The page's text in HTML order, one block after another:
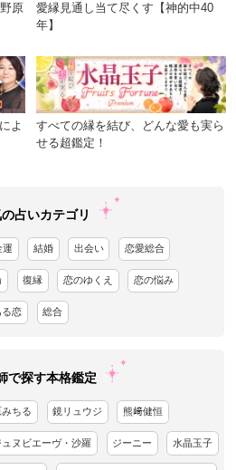
原
愛縁見通し当て尽くす【神的中40
年】
よ
すべての縁を結び、どんな愛も実ら
せる超鑑定！
の占いカテゴリ
運 結婚 出会い 恋愛総合
復縁 恋のゆくえ 恋の悩み
る恋 総合
で探す本格鑑定
ちる 鏡リュウジ 熊﨑健恒
ュヌビエーヴ・沙羅 ジーニー 水晶玉子